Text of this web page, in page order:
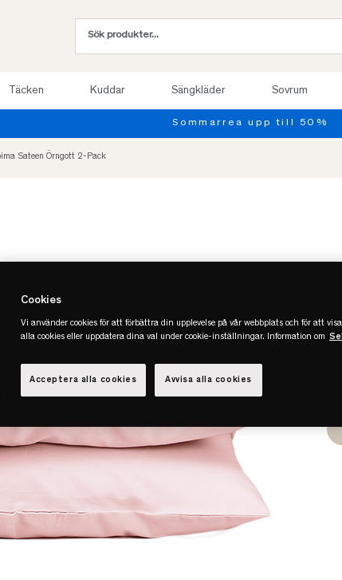
Täcken Kuddar Sängkläder Sovrum
Sommarrea upp till 50%
Sateen Örngott 2-Pack
Cookies
Vi använder cookies för att förbättra din upplevelse på vår webbplats och för att
alla cookies eller uppdatera dina val under cookie-inställningar. Information om
Avvisa alla cookies
Acceptera alla cookies